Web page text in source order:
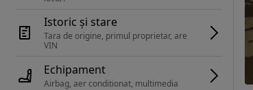
Istoric și stare
Tara de origine, primul proprietar, are
Echipament
Airbag, aer conditionat, multimedia